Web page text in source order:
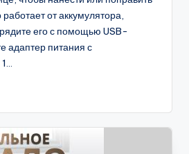
от аккумулятора,
его с помощью USB-
адаптер питания с